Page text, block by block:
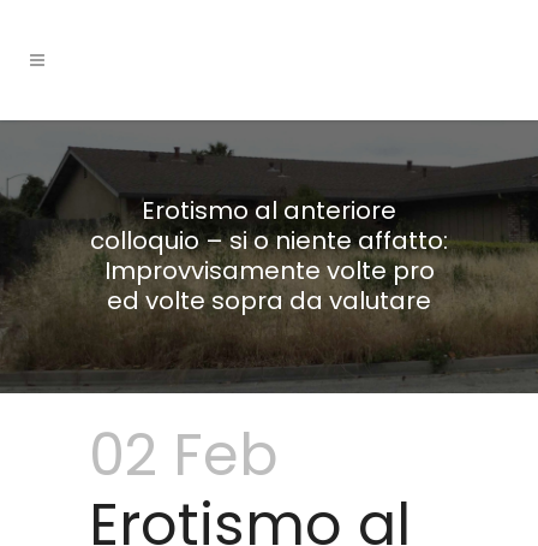
Erotismo al anteriore
colloquio – si o niente affatto:
Improvvisamente volte pro
ed volte sopra da valutare
02 Feb
Erotismo al